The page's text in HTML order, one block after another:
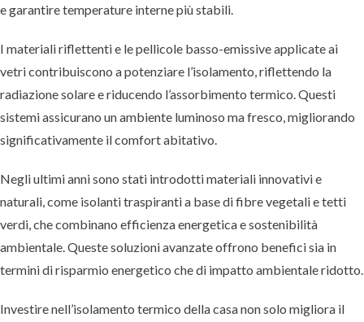
e garantire temperature interne più stabili.
I materiali riflettenti e le pellicole basso-emissive applicate ai
vetri contribuiscono a potenziare l’isolamento, riflettendo la
radiazione solare e riducendo l’assorbimento termico. Questi
sistemi assicurano un ambiente luminoso ma fresco, migliorando
significativamente il comfort abitativo.
Negli ultimi anni sono stati introdotti materiali innovativi e
naturali, come isolanti traspiranti a base di fibre vegetali e tetti
verdi, che combinano efficienza energetica e sostenibilità
ambientale. Queste soluzioni avanzate offrono benefici sia in
termini di risparmio energetico che di impatto ambientale ridotto.
Investire nell’isolamento termico della casa non solo migliora il